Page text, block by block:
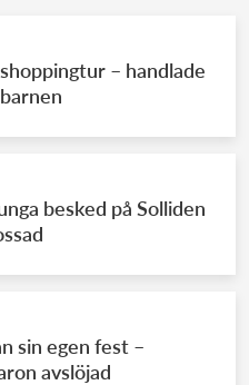
– handlade
besked på Solliden
sin egen fest –
avslöjad